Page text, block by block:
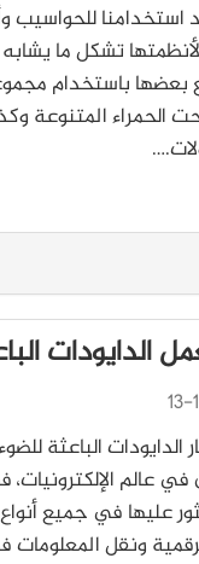
للحواسيب
تشكل ما
بعضها باستخدام
الحمراء المتنوعة
الدايودات
في عالم
عليها في جميع
ونقل المعلومات